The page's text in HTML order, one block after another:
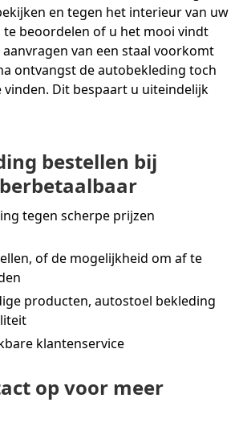
en tegen het interieur van uw
beoordelen of u het mooi vindt
van een staal voorkomt
ontvangst de autobekleding toch
Dit bespaart u uiteindelijk
bestellen bij
tegen scherpe prijzen
of de mogelijkheid om af te
producten, autostoel bekleding
klantenservice
op voor meer